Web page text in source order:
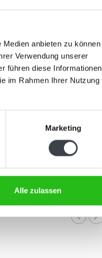
anbieten zu können
Verwendung unserer
führen diese Informationen
im Rahmen Ihrer Nutzung
Marketing
Alle zulassen